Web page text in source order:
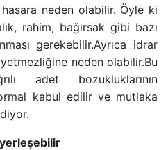
neden olabilir. Öyle ki
rahim, bağırsak gibi bazı
gerekebilir.Ayrıca idrar
neden olabilir.Bu
adet bozukluklarının
kabul edilir ve mutlaka